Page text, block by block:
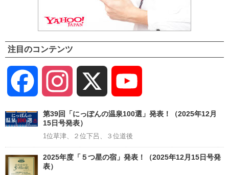
注目のコンテンツ
Facebook Instagram
Channel
第39回「にっぽんの温泉100選」発表！（2025年12月
15日号発表）
1位草津、２位下呂、３位道後
2025年度「５つ星の宿」発表！（2025年12月15日号発
表）